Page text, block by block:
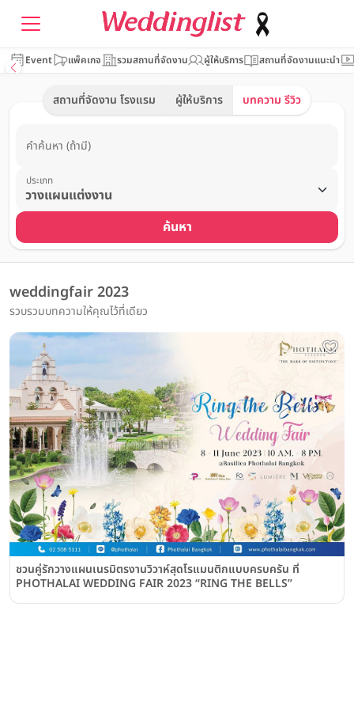
Event แพ็คเกจ รวมสถานที่จัดงาน ผู้ให้บริการ สถานที่จัดงานแนะนำ
สถานที่จัดงาน โรงแรม ผู้ให้บริการ บทความ รีวิว
คำค้นหา (ถ้ามี)
ประเภท
ค้นหา
weddingfair 2023
รวบรวมบทความให้คุณไว้ที่เดียว
ชวนคู่รักวางแผนเนรมิตรงานวิวาห์สุดโรแมนติกแบบครบครัน ที่
PHOTHALAI WEDDING FAIR 2023 “RING THE BELLS”